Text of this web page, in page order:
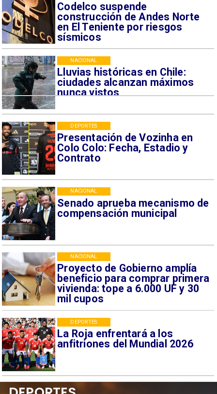
Codelco suspende
construcción de Andes Norte
en El Teniente por riesgos
sísmicos
Lluvias históricas en Chile:
ciudades alcanzan máximos
nunca vistos
NACIONAL
Presentación de Vozinha en
Colo Colo: Fecha, Estadio y
Contrato
DEPORTES
Senado aprueba mecanismo de
compensación municipal
NACIONAL
Proyecto de Gobierno amplía
beneficio para comprar primera
vivienda: tope a 6.000 UF y 30
mil cupos
NACIONAL
La Roja enfrentará a los
anfitriones del Mundial 2026
DEPORTES